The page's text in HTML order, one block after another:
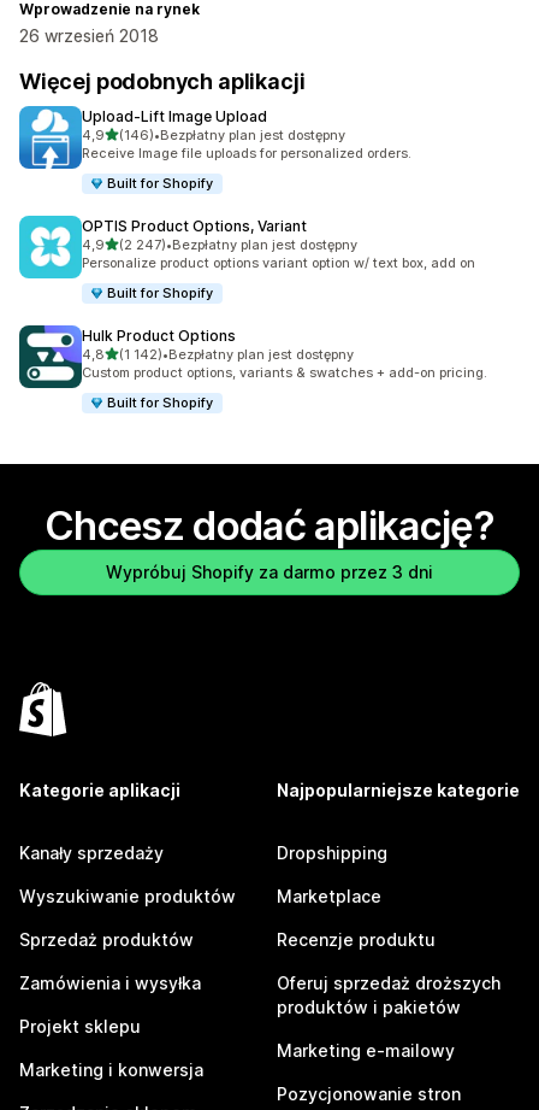
Wprowadzenie na rynek
26 wrzesień 2018
Więcej podobnych aplikacji
Upload‑Lift Image Upload
4,9na 5 gwiazdek
(146)
Łączna liczba recenzji: 146
•Bezpłatny plan jest dostępny
Receive Image file uploads for personalized orders.
Built for Shopify
OPTIS Product Options, Variant
4,9na 5 gwiazdek
(2 247)
Łączna liczba recenzji: 2247
•Bezpłatny plan jest dostępny
Personalize product options variant option w/ text box, add on
Built for Shopify
Hulk Product Options
4,8na 5 gwiazdek
(1 142)
Łączna liczba recenzji: 1142
•Bezpłatny plan jest dostępny
Custom product options, variants & swatches + add-on pricing.
Built for Shopify
Chcesz dodać aplikację?
Wypróbuj Shopify za darmo przez 3 dni
Kategorie aplikacji
Kanały sprzedaży
Wyszukiwanie produktów
Sprzedaż produktów
Zamówienia i wysyłka
Projekt sklepu
Marketing i konwersja
Najpopularniejsze kategorie
Dropshipping
Marketplace
Recenzje produktu
Oferuj sprzedaż droższych
produktów i pakietów
Marketing e-mailowy
Pozycjonowanie stron